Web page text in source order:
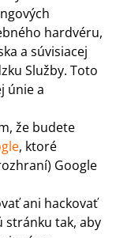
hardvéru,
a súvisiacej
Služby. Toto
únie a
že budete
, ktoré
Google
ani hackovať
stránku tak, aby